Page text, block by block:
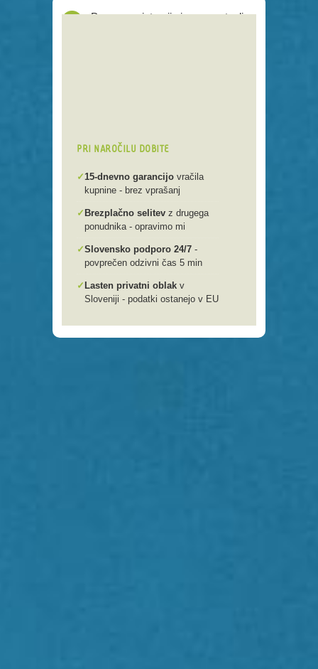
Proces registracije je poenostavljen
PRI NAROČILU DOBITE
✓15-dnevno garancijo vračila
kupnine - brez vprašanj
✓ Brezplačno selitev z drugega
ponudnika - opravimo mi
✓Slovensko podporo 24/7 -
povprečen odzivni čas 5 min
✓ Lasten privatni oblak v
Sloveniji - podatki ostanejo v EU